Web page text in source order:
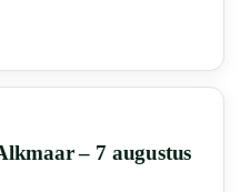
– 7 augustus